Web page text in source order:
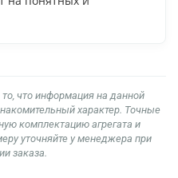
что информация на данной
характер. Точные
комплектацию агрегата и
уточняйте у менеджера при
заказа.